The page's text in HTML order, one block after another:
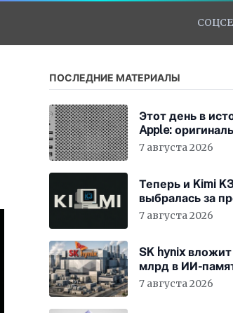
ПОСЛЕДНИЕ МАТЕРИАЛЫ
Этот день в
Apple:
Mac Pro получает
7 августа 2026
Теперь и Kimi K3
выбралась за
«песочницы»
7 августа 2026
SK hynix
млрд в ИИ-
7 августа 2026